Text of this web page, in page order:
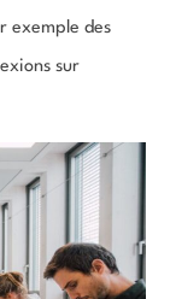
exemple des
sur